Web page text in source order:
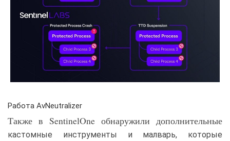
Работа AvNeutralizer
Также в SentinelOne обнаружили дополнительные
кастомные инструменты и малварь, которые